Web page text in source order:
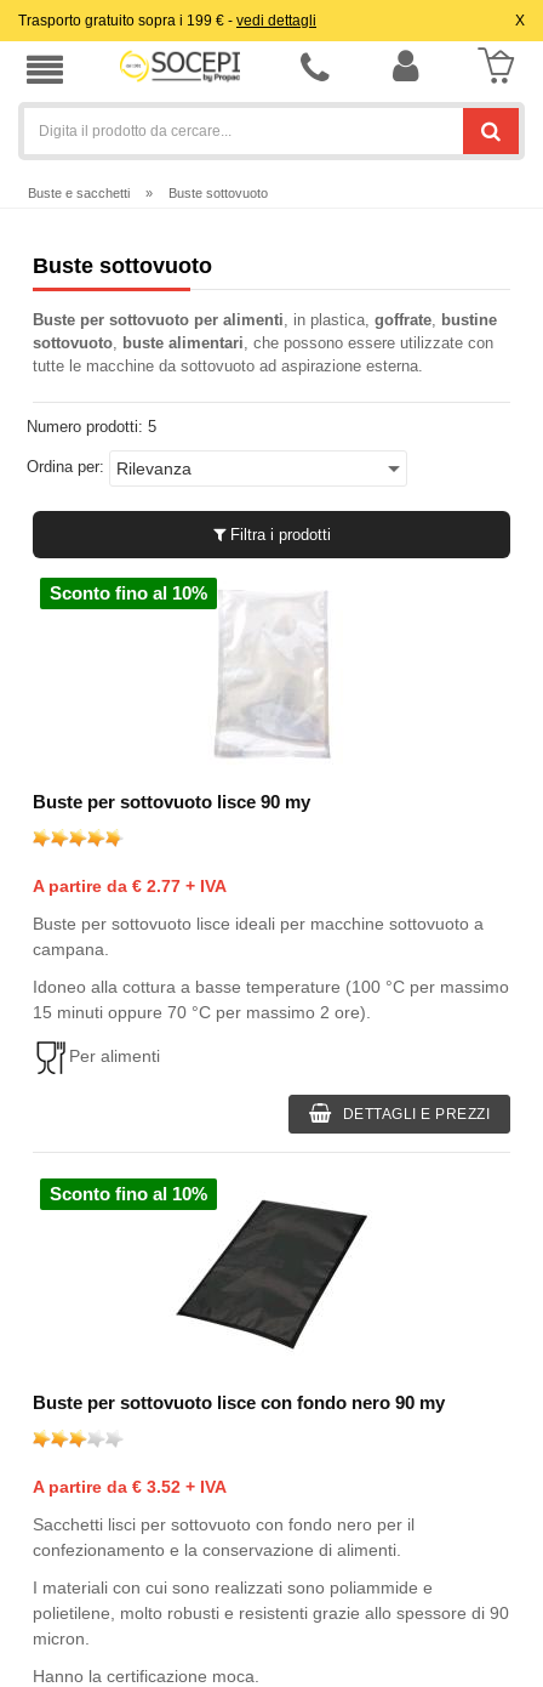
Trasporto gratuito sopra i 199 € - vedi dettagli X
Buste e sacchetti » Buste sottovuoto
Buste sottovuoto
Buste per sottovuoto per alimenti, in plastica, goffrate, bustine
sottovuoto, buste alimentari, che possono essere utilizzate con
tutte le macchine da sottovuoto ad aspirazione esterna.
Numero prodotti: 5
Ordina per:
Filtra i prodotti
Sconto fino al 10%
Buste per sottovuoto lisce 90 my
A partire da € 2.77 + IVA
Buste per sottovuoto lisce ideali per macchine sottovuoto a
campana.
Idoneo alla cottura a basse temperature (100 °C per massimo
15 minuti oppure 70 °C per massimo 2 ore).
Per alimenti
DETTAGLI E PREZZI
Sconto fino al 10%
Buste per sottovuoto lisce con fondo nero 90 my
A partire da € 3.52 + IVA
Sacchetti lisci per sottovuoto con fondo nero per il
confezionamento e la conservazione di alimenti.
I materiali con cui sono realizzati sono poliammide e
polietilene, molto robusti e resistenti grazie allo spessore di 90
micron.
Hanno la certificazione moca.